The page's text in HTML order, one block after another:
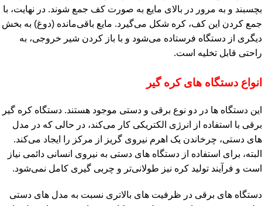
بچسبند و به مرور در بالای مایع به صورت کف جمع شوند. در نهایت، با
جمع کردن این کف، کره شکل می‌گیرد. مایع باقی‌مانده (دوغ) به بخش
دیگری از دستگاه فرستاده می‌شود و با باز کردن شیر خروجی، به
راحتی قابل تخلیه است.
انواع دستگاه‌ های کره‌ گیر
این دستگاه‌ ها در دو نوع برقی و دستی موجود هستند. دستگاه کره‌ گیر
برقی با استفاده از انرژی الکتریکی کار می‌کند، در حالی که در مدل‌
های دستی، چرخاندن یک اهرم نیروی گریز از مرکز را ایجاد می‌کند.
البته، برای استفاده از دستگاه‌ های دستی به نیروی انسانی دائمی نیاز
است و فرآیند تولید کره نیز طولانی‌تر و چربی‌ گیری کامل نمی‌شود.
دستگاه‌ های برقی در ظرفیت‌ های بالاتری نسبت به مدل‌ های دستی